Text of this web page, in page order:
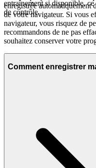
entraînement si disponible,
de contrôle.
enregistrée automatiquement
de votre navigateur. Si vous
navigateur, vous risquez de
recommandons de ne pas
souhaitez conserver votre
Comment enregistrer